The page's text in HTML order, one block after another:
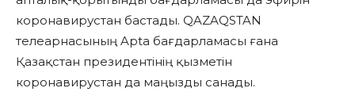
коронавирустан бастады. QAZAQSTAN
телеарнасының Apta бағдарламасы ғана
Қазақстан президентінің қызметін
коронавирустан да маңызды санады.